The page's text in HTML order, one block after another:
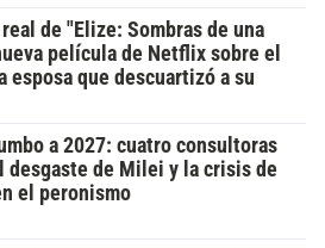
de "Elize: Sombras de una
película de Netflix sobre el
esposa que descuartizó a su
a 2027: cuatro consultoras
desgaste de Milei y la crisis de
el peronismo